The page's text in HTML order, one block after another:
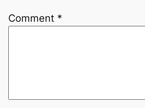
Comment *